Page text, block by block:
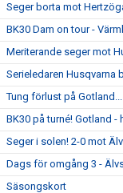
Seger borta mot
BK30 Dam on tour -
Meriterande seger mot
Serieledaren Husqvarna
Tung förlust på Gotland...
BK30 på turné! Gotland -
Seger i solen! 2-0 mot
Dags för omgång 3 -
Säsongskort